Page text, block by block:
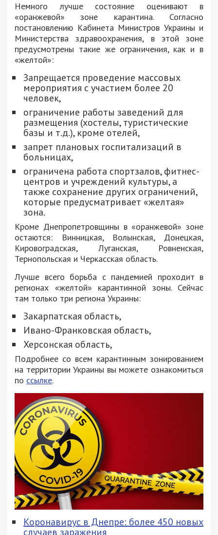
Немного лучше состояние оценивают в
«оранжевой» зоне карантина. Согласно
постановлению Кабинета Министров Украины и
Министерства здравоохранения, в этой зоне
предусмотрены такие же ограничения, как и в
«желтой»:
Запрещается проведение массовых
мероприятия с участием более 20
человек,
ограничение работы заведений для
размещения (хостелы, туристические
базы и т.д.), кроме отелей,
запрет плановых госпитализаций в
больницах,
ограничена работа спортзалов, фитнес-
центров и учреждений культуры, а
также сохранение других ограничений,
которые предусматривает «желтая»
зона.
Кроме Днепропетровщины в «оранжевой» зоне
остаются: Винницкая, Волынская, Донецкая,
Кировоградская, Луганская, Ровненская,
Тернопольская и Черкасская область.
Лучше всего борьба с пандемией проходит в
регионах «желтой» карантинной зоны. Сейчас
там только три региона Украины:
Закарпатская область,
Ивано-Франковская область,
Херсонская область,
Подробнее со всем карантинным зонированием
на территории Украины вы можете ознакомиться
по ссылке.
Коронавирус в Днепре: более 450 новых
случаев заражения